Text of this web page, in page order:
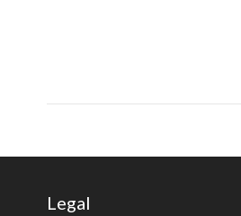
Legal